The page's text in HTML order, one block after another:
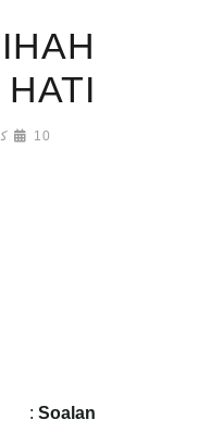
10 كانون2/يناير 2018
Soalan
: